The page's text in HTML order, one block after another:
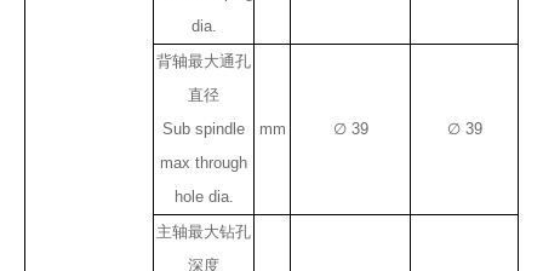
dia.
背轴最大通孔
直径
Sub spindle
max through
hole dia.
mm ∅ 39 ∅ 39
主轴最大钻孔
深度